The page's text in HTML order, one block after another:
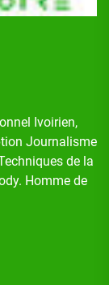
Ivoirien,
Journalisme
de la
Homme de